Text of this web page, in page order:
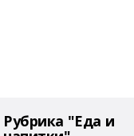
Рубрика "Еда и